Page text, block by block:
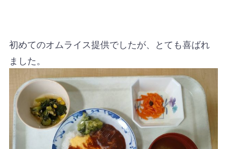
初めてのオムライス提供でしたが、とても喜ばれ
ました。